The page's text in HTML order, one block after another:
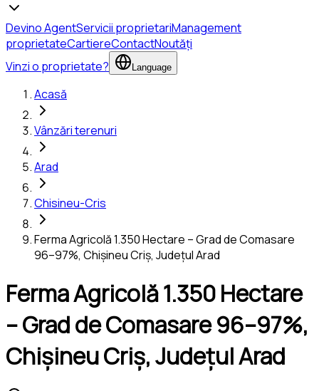
Devino AgentServicii proprietariManagement
proprietateCartiereContactNoutăți
Vinzi o proprietate?
Language
Acasă
Vânzări terenuri
Arad
Chisineu-Cris
Ferma Agricolă 1.350 Hectare – Grad de Comasare
96–97%, Chișineu Criș, Județul Arad
Ferma Agricolă 1.350 Hectare
– Grad de Comasare 96–97%,
Chișineu Criș, Județul Arad